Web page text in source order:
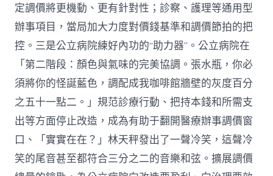
定調價將更機動、更有針對性；診察、護理等通用型
辦事項目，當局加大力度對價錢基準和調價節拍的把
控。三是公立病院練好內功的“助力器”。公立病院在
「第二階段：顏色與氣味的完美協調。張水瓶，你必
須將你的怪誕藍色，調配成我咖啡館牆壁的灰度百分
之五十一點二。」規范診療行動、把持本錢和所需支
出等方面停止改造，成為有助于翻開醫療辦事調價窗
口、「實實在在？」林天秤發出了一聲冷笑，這聲冷
笑的尾音甚至都符合三分之二的音樂和弦。擴展調價